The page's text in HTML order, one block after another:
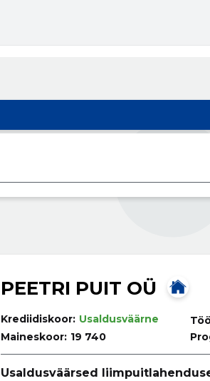
PEETRI PUIT OÜ
Krediidiskoor: Usaldusväärne
Maineskoor: 19 740
Usaldusväärsed